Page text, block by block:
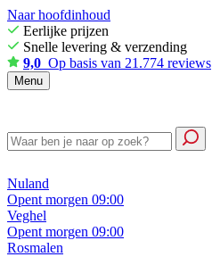
Naar hoofdinhoud
Eerlijke prijzen
Snelle levering & verzending
9,0 Op basis van 21.774 reviews
Menu
Nuland
Opent morgen 09:00
Veghel
Opent morgen 09:00
Rosmalen